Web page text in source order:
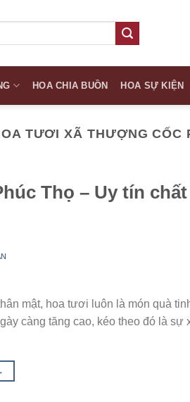
HOA CHIA BUỒN HOA SỰ KIỆN
TƯƠI XÃ THƯỢNG CỐC
Thọ – Uy tín chất
mật, hoa tươi luôn là món quà
càng tăng cao, kéo theo đó là sự